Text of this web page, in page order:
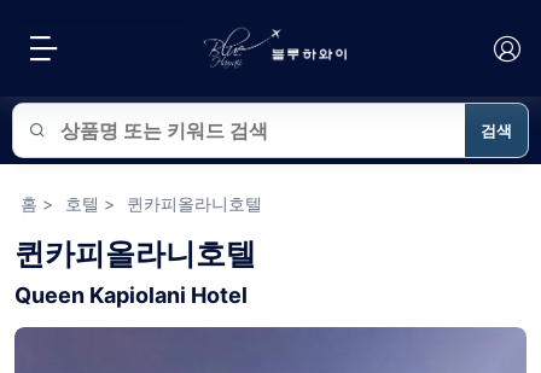
블루하와이 상품 검색
검색
홈 > 호텔 > 퀸카피올라니호텔
퀸카피올라니호텔
Queen Kapiolani Hotel